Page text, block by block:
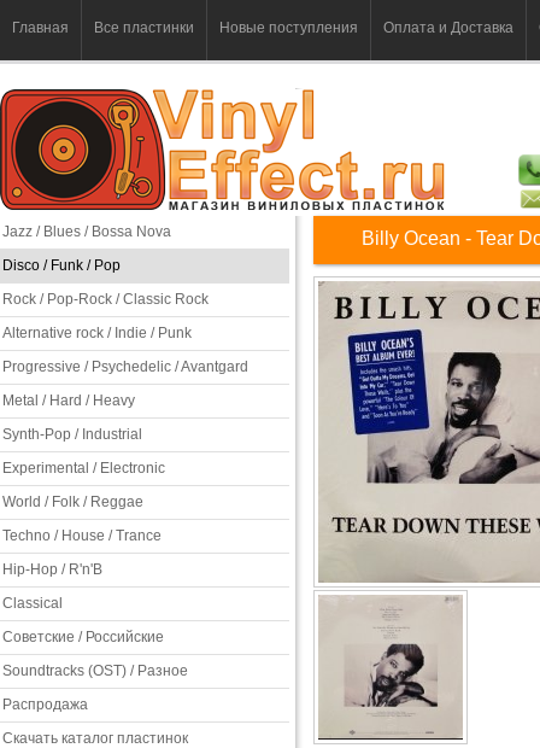
Главная Все пластинки Новые поступления Оплата и Доставка
Jazz / Blues / Bossa Nova
Disco / Funk / Pop
Rock / Pop-Rock / Classic Rock
Alternative rock / Indie / Punk
Progressive / Psychedelic / Avantgard
Metal / Hard / Heavy
Synth-Pop / Industrial
Experimental / Electronic
World / Folk / Reggae
Techno / House / Trance
Hip-Hop / R'n'B
Classical
Советские / Российские
Soundtracks (OST) / Разное
Распродажа
Скачать каталог пластинок
Billy Ocean - Tear